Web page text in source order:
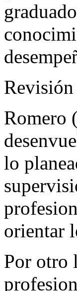
Romero
lo
orientar
Por otro